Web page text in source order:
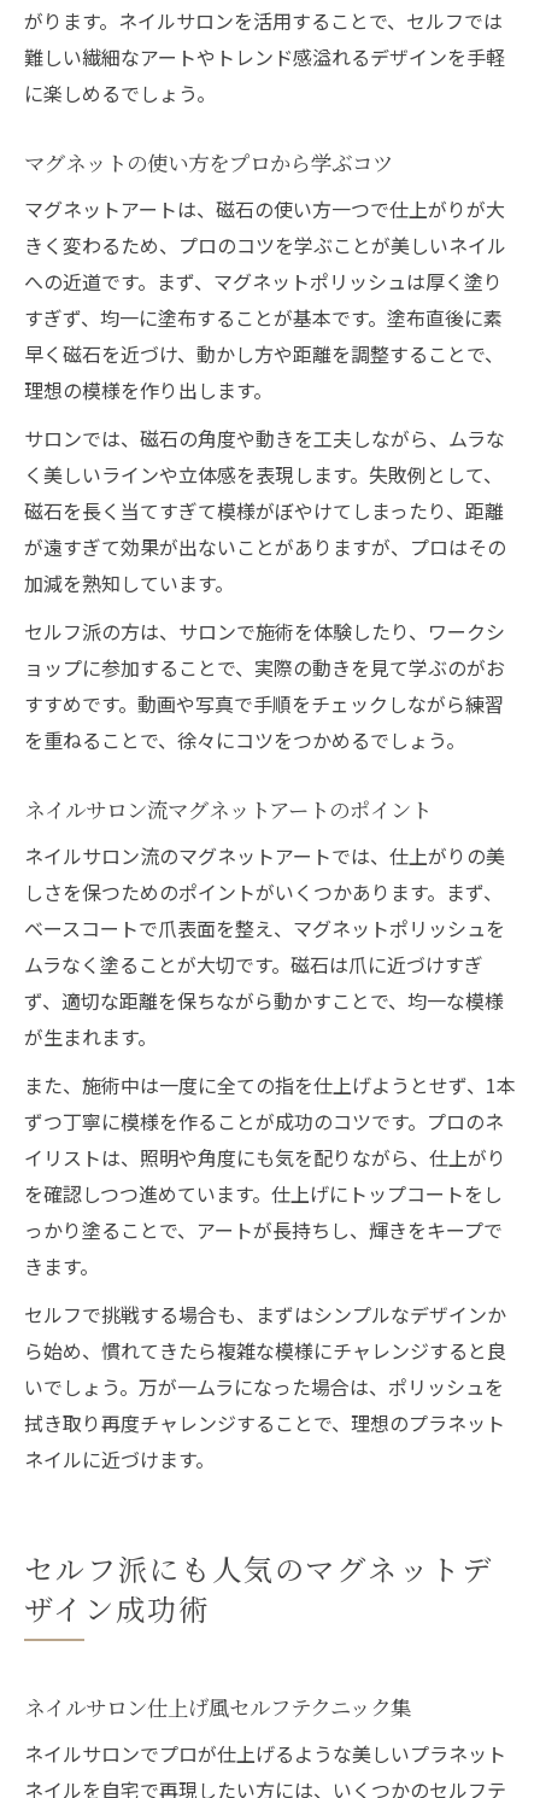
がります。ネイルサロンを活用することで、セルフでは
難しい繊細なアートやトレンド感溢れるデザインを手軽
に楽しめるでしょう。
マグネットの使い方をプロから学ぶコツ
マグネットアートは、磁石の使い方一つで仕上がりが大
きく変わるため、プロのコツを学ぶことが美しいネイル
への近道です。まず、マグネットポリッシュは厚く塗り
すぎず、均一に塗布することが基本です。塗布直後に素
早く磁石を近づけ、動かし方や距離を調整することで、
理想の模様を作り出します。
サロンでは、磁石の角度や動きを工夫しながら、ムラな
く美しいラインや立体感を表現します。失敗例として、
磁石を長く当てすぎて模様がぼやけてしまったり、距離
が遠すぎて効果が出ないことがありますが、プロはその
加減を熟知しています。
セルフ派の方は、サロンで施術を体験したり、ワークシ
ョップに参加することで、実際の動きを見て学ぶのがお
すすめです。動画や写真で手順をチェックしながら練習
を重ねることで、徐々にコツをつかめるでしょう。
ネイルサロン流マグネットアートのポイント
ネイルサロン流のマグネットアートでは、仕上がりの美
しさを保つためのポイントがいくつかあります。まず、
ベースコートで爪表面を整え、マグネットポリッシュを
ムラなく塗ることが大切です。磁石は爪に近づけすぎ
ず、適切な距離を保ちながら動かすことで、均一な模様
が生まれます。
また、施術中は一度に全ての指を仕上げようとせず、1本
ずつ丁寧に模様を作ることが成功のコツです。プロのネ
イリストは、照明や角度にも気を配りながら、仕上がり
を確認しつつ進めています。仕上げにトップコートをし
っかり塗ることで、アートが長持ちし、輝きをキープで
きます。
セルフで挑戦する場合も、まずはシンプルなデザインか
ら始め、慣れてきたら複雑な模様にチャレンジすると良
いでしょう。万が一ムラになった場合は、ポリッシュを
拭き取り再度チャレンジすることで、理想のプラネット
ネイルに近づけます。
セルフ派にも人気のマグネットデ
ザイン成功術
ネイルサロン仕上げ風セルフテクニック集
ネイルサロンでプロが仕上げるような美しいプラネット
ネイルを自宅で再現したい方には、いくつかのセルフテ